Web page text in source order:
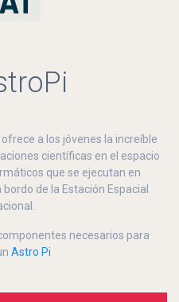
a los jóvenes la increíble
científicas en el espacio
que se ejecutan en
de la Estación Espacial
necesarios para
Astro Pi